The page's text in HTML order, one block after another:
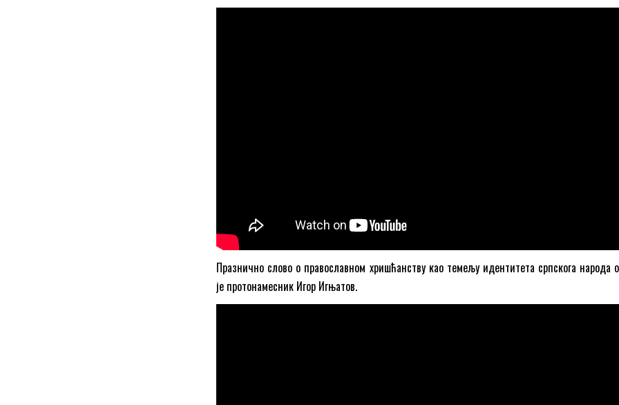
Празнично слово о православном хришћанству као темељу идентитета српскога народа
је протонамесник Игор Игњатов.